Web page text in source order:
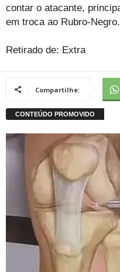
contar o atacante,
em troca ao Rubro-Negro.
Retirado de: Extra
Compartilhe: